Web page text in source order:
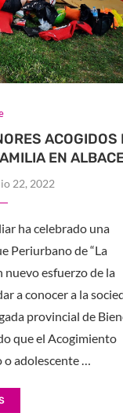
ACOGIDOS
EN
22, 2022
ha celebrado una
Periurbano de “La
nuevo esfuerzo de la
a conocer a la
provincial de
que el Acogimiento
o adolescente …